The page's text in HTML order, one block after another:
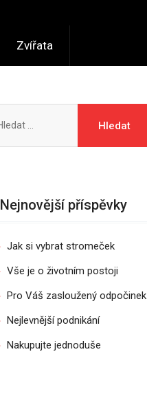
Zvířata
Nejnovější příspěvky
Jak si vybrat stromeček
Vše je o životním postoji
Pro Váš zasloužený odpočinek
Nejlevnější podnikání
Nakupujte jednoduše